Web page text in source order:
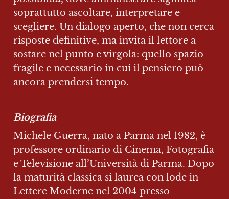
soprattutto ascoltare, interpretare e
scegliere. Un dialogo aperto, che non cerca
risposte definitive, ma invita il lettore a
sostare nel punto e virgola: quello spazio
fragile e necessario in cui il pensiero può
ancora prendersi tempo.
Biografia
Michele Guerra, nato a Parma nel 1982, è
professore ordinario di Cinema, Fotografia
e Televisione all’Università di Parma. Dopo
la maturità classica si laurea con lode in
Lettere Moderne nel 2004 presso